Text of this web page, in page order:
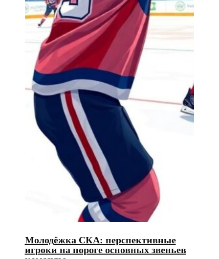
Молодёжка СКА: перспективные
игроки на пороге основных звеньев